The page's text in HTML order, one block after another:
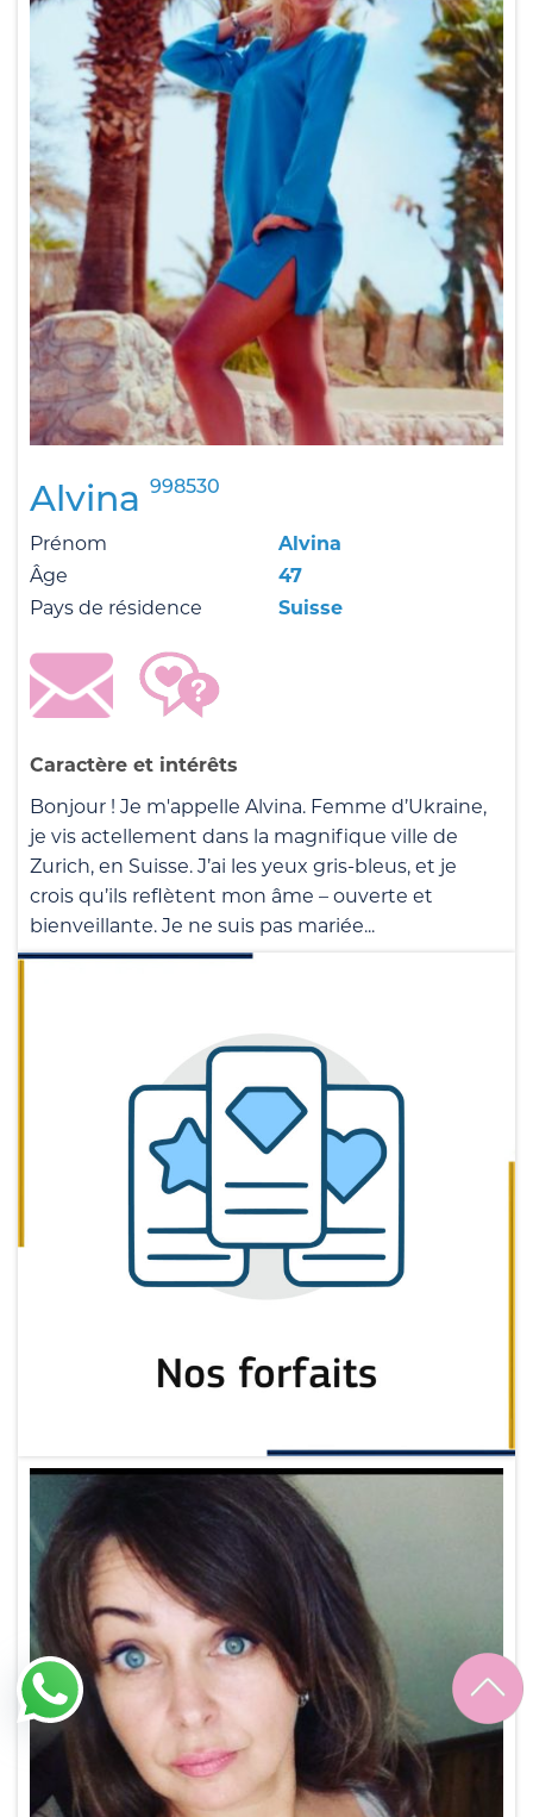
Alvina 998530
Prénom
Alvina
Âge
47
Pays de résidence
Suisse
Caractère et intérêts
Bonjour ! Je m'appelle Alvina. Femme d’Ukraine,
je vis actellement dans la magnifique ville de
Zurich, en Suisse. J’ai les yeux gris-bleus, et je
crois qu’ils reflètent mon âme – ouverte et
bienveillante. Je ne suis pas mariée...